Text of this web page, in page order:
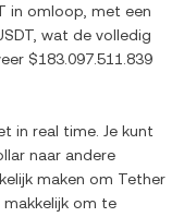
in omloop, met een
, wat de volledig
$183.097.511.839
in real time. Je kunt
naar andere
maken om Tether
makkelijk om te